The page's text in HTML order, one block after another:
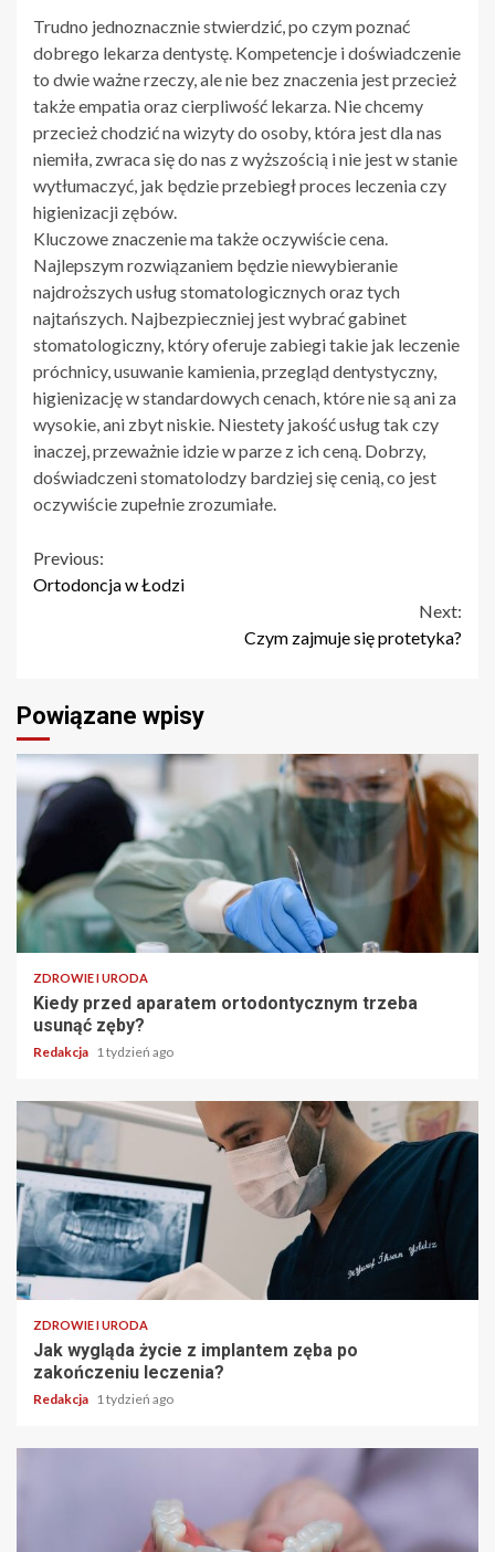
Trudno jednoznacznie stwierdzić, po czym poznać
dobrego lekarza dentystę. Kompetencje i doświadczenie
to dwie ważne rzeczy, ale nie bez znaczenia jest przecież
także empatia oraz cierpliwość lekarza. Nie chcemy
przecież chodzić na wizyty do osoby, która jest dla nas
niemiła, zwraca się do nas z wyższością i nie jest w stanie
wytłumaczyć, jak będzie przebiegł proces leczenia czy
higienizacji zębów.
Kluczowe znaczenie ma także oczywiście cena.
Najlepszym rozwiązaniem będzie niewybieranie
najdroższych usług stomatologicznych oraz tych
najtańszych. Najbezpieczniej jest wybrać gabinet
stomatologiczny, który oferuje zabiegi takie jak leczenie
próchnicy, usuwanie kamienia, przegląd dentystyczny,
higienizację w standardowych cenach, które nie są ani za
wysokie, ani zbyt niskie. Niestety jakość usług tak czy
inaczej, przeważnie idzie w parze z ich ceną. Dobrzy,
doświadczeni stomatolodzy bardziej się cenią, co jest
oczywiście zupełnie zrozumiałe.
Continue
Previous:
Ortodoncja w Łodzi
Next:
Czym zajmuje się protetyka?
Powiązane wpisy
ZDROWIE I URODA
Kiedy przed aparatem ortodontycznym trzeba
usunąć zęby?
Redakcja 1 tydzień ago
ZDROWIE I URODA
Jak wygląda życie z implantem zęba po
zakończeniu leczenia?
Redakcja 1 tydzień ago